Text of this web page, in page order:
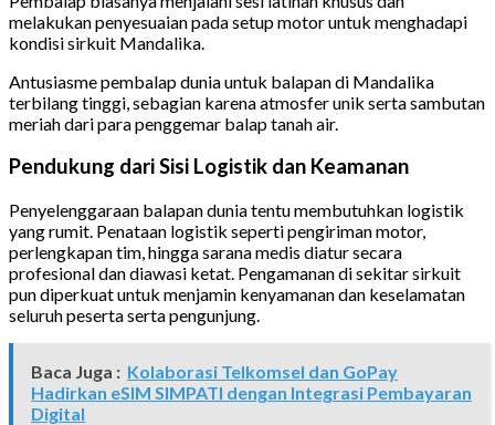
melakukan penyesuaian pada setup motor untuk menghadapi
kondisi sirkuit Mandalika.
Antusiasme pembalap dunia untuk balapan di Mandalika
terbilang tinggi, sebagian karena atmosfer unik serta sambutan
meriah dari para penggemar balap tanah air.
Pendukung dari Sisi Logistik dan Keamanan
Penyelenggaraan balapan dunia tentu membutuhkan logistik
yang rumit. Penataan logistik seperti pengiriman motor,
perlengkapan tim, hingga sarana medis diatur secara
profesional dan diawasi ketat. Pengamanan di sekitar sirkuit
pun diperkuat untuk menjamin kenyamanan dan keselamatan
seluruh peserta serta pengunjung.
Baca Juga : Kolaborasi Telkomsel dan GoPay
Hadirkan eSIM SIMPATI dengan Integrasi Pembayaran
Digital